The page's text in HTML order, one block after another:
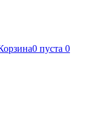
0 пуста 0